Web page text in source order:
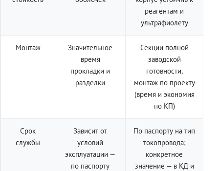
реагентам и
ультрафиолету
Монтаж
Значительное
время
прокладки и
разделки
Секции полной
заводской
готовности,
монтаж по проекту
(время и экономия
по КП)
Срок
службы
Зависит от
условий
эксплуатации —
по паспорту
По паспорту на тип
токопровода;
конкретное
значение — в КД и